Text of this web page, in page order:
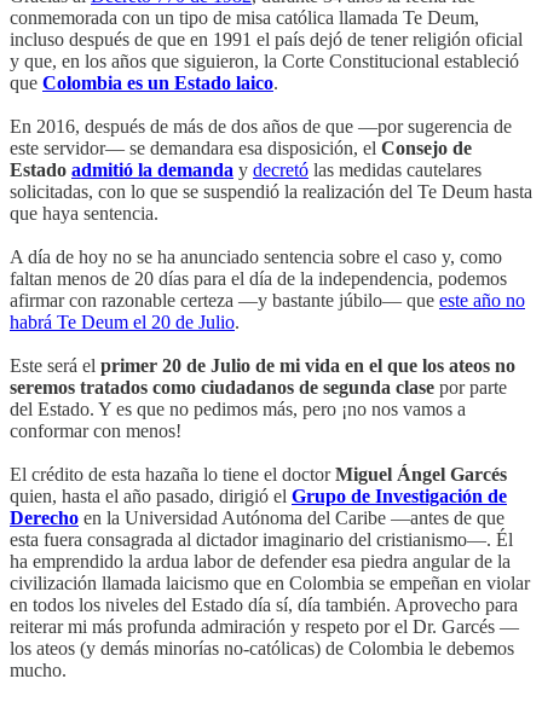
conmemorada con un tipo de misa católica llamada Te Deum,
incluso después de que en 1991 el país dejó de tener religión oficial
y que, en los años que siguieron, la Corte Constitucional estableció
que Colombia es un Estado laico.
En 2016, después de más de dos años de que —por sugerencia de
este servidor— se demandara esa disposición, el Consejo de
Estado admitió la demanda y decretó las medidas cautelares
solicitadas, con lo que se suspendió la realización del Te Deum hasta
que haya sentencia.
A día de hoy no se ha anunciado sentencia sobre el caso y, como
faltan menos de 20 días para el día de la independencia, podemos
afirmar con razonable certeza —y bastante júbilo— que este año no
habrá Te Deum el 20 de Julio.
Este será el primer 20 de Julio de mi vida en el que los ateos no
seremos tratados como ciudadanos de segunda clase por parte
del Estado. Y es que no pedimos más, pero ¡no nos vamos a
conformar con menos!
El crédito de esta hazaña lo tiene el doctorMiguel Ángel Garcés
quien, hasta el año pasado, dirigió el Grupo de Investigación de
Derecho en la Universidad Autónoma del Caribe —antes de que
esta fuera consagrada al dictador imaginario del cristianismo—. Él
ha emprendido la ardua labor de defender esa piedra angular de la
civilización llamada laicismo que en Colombia se empeñan en violar
en todos los niveles del Estado día sí, día también. Aprovecho para
reiterar mi más profunda admiración y respeto por el Dr. Garcés —
los ateos (y demás minorías no-católicas) de Colombia le debemos
mucho.